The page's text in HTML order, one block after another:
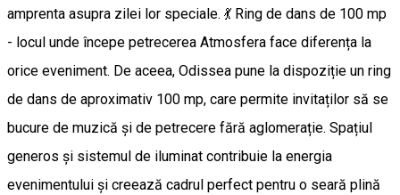
amprenta asupra zilei lor speciale. 💃 Ring de dans de 100 mp
- locul unde începe petrecerea Atmosfera face diferența la
orice eveniment. De aceea, Odissea pune la dispoziție un ring
de dans de aproximativ 100 mp, care permite invitaților să se
bucure de muzică și de petrecere fără aglomerație. Spațiul
generos și sistemul de iluminat contribuie la energia
evenimentului și creează cadrul perfect pentru o seară plină